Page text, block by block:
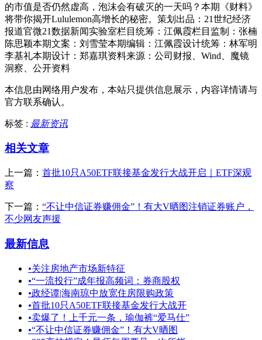
的市值是否仍然虚高，泡沫会有破灭的一天吗？本期《财料》
将带你揭开Lululemon高增长的秘密。策划出品：21世纪经济
报道官微21数据新闻实验室栏目统筹：江佩霞栏目监制：张楠
陈思颖本期文案：刘雪莹本期编辑：江佩霞设计统筹：林军明
李基礼本期设计：郑嘉琪资料来源：公司财报、Wind、魔镜
洞察、公开资料
本信息由网络用户发布， 本站只提供信息展示，内容详情请与
官方联系确认。
标签 : 最新资讯
相关文章
上一篇： 首批10只A50ETF联接基金发行大战开启｜ETF深观
察
下一篇： “不让中信证券赚佣金”！有大V晒图注销证券账户，
不少网友声援
最新信息
•关注房地产市场新特征
•“一流投行”成年报高频词：券商股权
•政经谭|海南琼中放宽住房限购政策
•首批10只A50ETF联接基金发行大战开
•卖爆了！上千元一条，瑜伽裤“爱马仕”
•“不让中信证券赚佣金”！有大V晒图